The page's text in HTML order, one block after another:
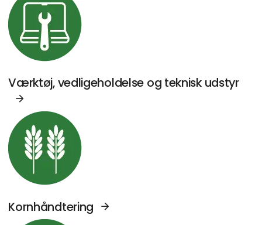
Værktøj, vedligeholdelse og teknisk udstyr
Kornhåndtering